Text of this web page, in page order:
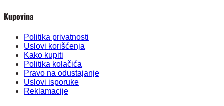
Kupovina
Politika privatnosti
Uslovi korišćenja
Kako kupiti
Politika kolačića
Pravo na odustajanje
Uslovi isporuke
Reklamacije